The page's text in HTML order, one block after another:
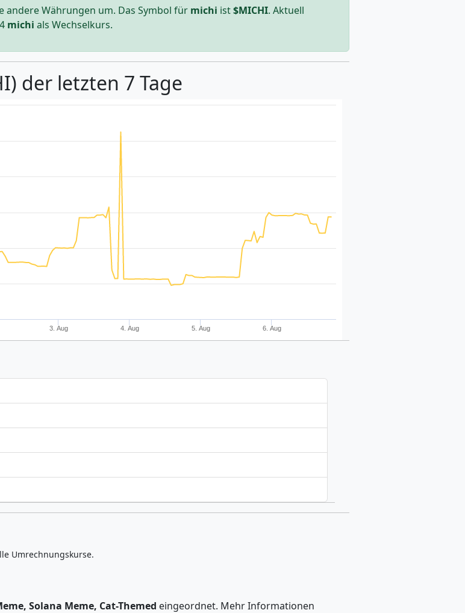
andere Währungen um. Das Symbol für michi ist$MICHI. Aktuell
michi als Wechselkurs.
der letzten 7 Tage
3. Aug 4. Aug 5. Aug 6. Aug
Umrechnungskurse.
Solana Meme, Cat-Themed eingeordnet. Mehr Informationen